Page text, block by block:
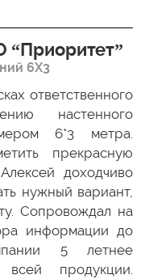
6Х3
ответственного
настенного
6*3 метра.
прекрасную
доходчиво
нужный вариант,
Сопровождал на
информации до
5 летнее
всей продукции.